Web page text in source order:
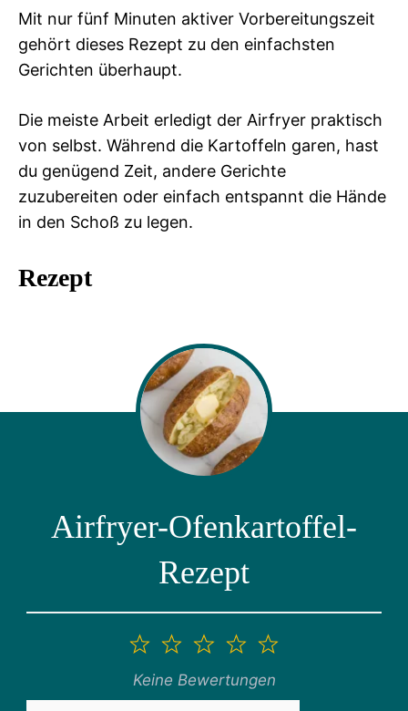
Mit nur fünf Minuten aktiver Vorbereitungszeit
gehört dieses Rezept zu den einfachsten
Gerichten überhaupt.
Die meiste Arbeit erledigt der Airfryer praktisch
von selbst. Während die Kartoffeln garen, hast
du genügend Zeit, andere Gerichte
zuzubereiten oder einfach entspannt die Hände
in den Schoß zu legen.
Rezept
Airfryer-Ofenkartoffel-
Rezept
5
4
Sterne
3
Sterne
2
Sterne
1
Stern
Keine Bewertungen